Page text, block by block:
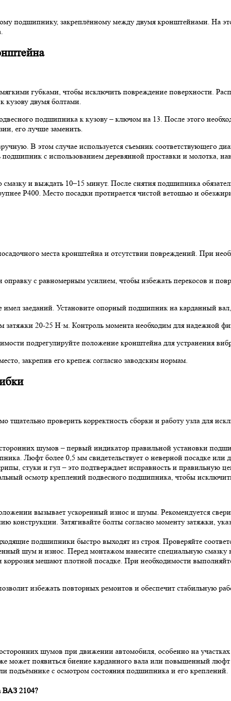
подшипнику, закреплённому между двумя кронштейнами. На
мягкими губками, чтобы исключить повреждение поверхности.
кузову двумя болтами.
подшипника к кузову – ключом на 13. После этого
его лучше заменить.
В этом случае используется съемник соответствующего
подшипник с использованием деревянной проставки и молотка,
и выждать 10–15 минут. После снятия подшипника
P400. Место посадки протирается чистой ветошью и
места кронштейна и отсутствии повреждений. При
с равномерным усилием, чтобы избежать перекосов и
заеданий. Установите опорный подшипник на карданный вал,
20-25 Н·м. Контроль момента необходим для надежной
подрегулируйте положение кронштейна для устранения
закрепив его крепеж согласно заводским нормам.
проверить корректность сборки и работу узла для
шумов – первый индикатор правильной установки
Люфт более 0,5 мм свидетельствует о неверной посадке или
стуки и гул – это подтверждает исправность и правильную
осмотр креплений подвесного подшипника, чтобы
вызывает ускоренный износ и шумы. Рекомендуется
конструкции. Затягивайте болты согласно моменту затяжки,
подшипники быстро выходят из строя. Проверяйте
шум и износ. Перед монтажом нанесите специальную смазку
мешают плотной посадке. При необходимости
избежать повторных ремонтов и обеспечит стабильную
шумов при движении автомобиля, особенно на
может появиться биение карданного вала или повышенный
подъёмнике с осмотром состояния подшипника и его креплений.
ВАЗ 2104?